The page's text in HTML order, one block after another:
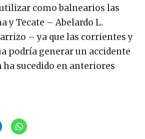
como balnearios las
y Tecate – Abelardo L.
– ya que las corrientes y
podría generar un accidente
sucedido en anteriores